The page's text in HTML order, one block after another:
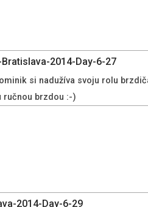
si nadužíva svoju rolu
ručnou brzdou :-)